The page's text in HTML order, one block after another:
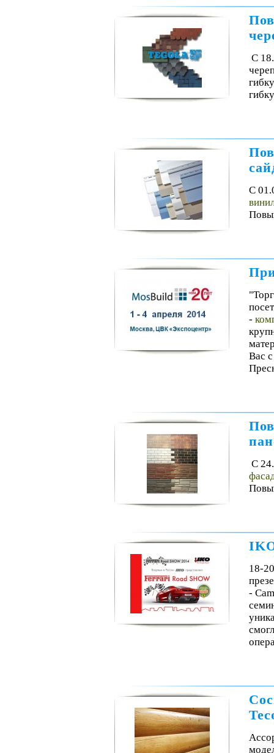
С
С
-
Вас
С
18-
-